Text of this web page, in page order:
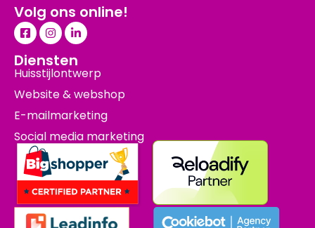
Volg ons online!
Diensten
Huisstijlontwerp
Website & webshop
E-mailmarketing
Social media marketing